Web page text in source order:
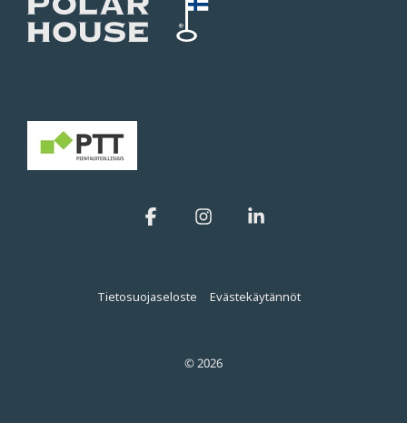
Tietosuojaseloste Evästekäytännöt
© 2026
Facebook Instagram